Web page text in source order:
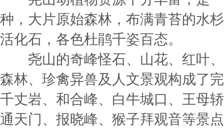
种，大片原始森林，布满青苔的水
活化石，各色杜鹃千姿百态。
尧山的奇峰怪石、山花、红叶、
森林、珍禽异兽及人文景观构成了
千丈岩、和合峰、白牛城口、王母
通天门、报晓峰、猴子拜观音等景